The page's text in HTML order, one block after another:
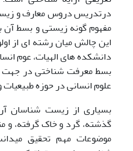
درتدریس دروس معارف و
مفهوم گونه زیستی و بسط
این چالش میان رشته ای از
دانشکده های الهیات، عوم
بسط معرفت شناختی در جهت
علوم انسانی در حوزه
بسیاری از زیست شناسان
گذشته، گرد و خاک گرفته،
موضوعات مهم تحقیق